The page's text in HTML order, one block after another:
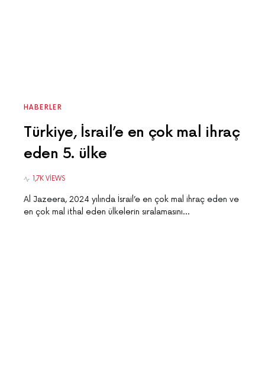
HABERLER
Türkiye, İsrail’e en çok mal ihraç
eden 5. ülke
1,7K VIEWS
Al Jazeera, 2024 yılında İsrail’e en çok mal ihraç eden ve
en çok mal ithal eden ülkelerin sıralamasını…